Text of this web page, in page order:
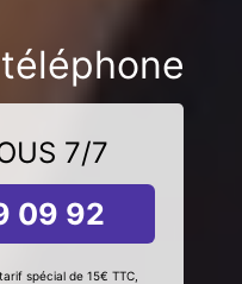
7/7
09 92
spécial de 15€ TTC,